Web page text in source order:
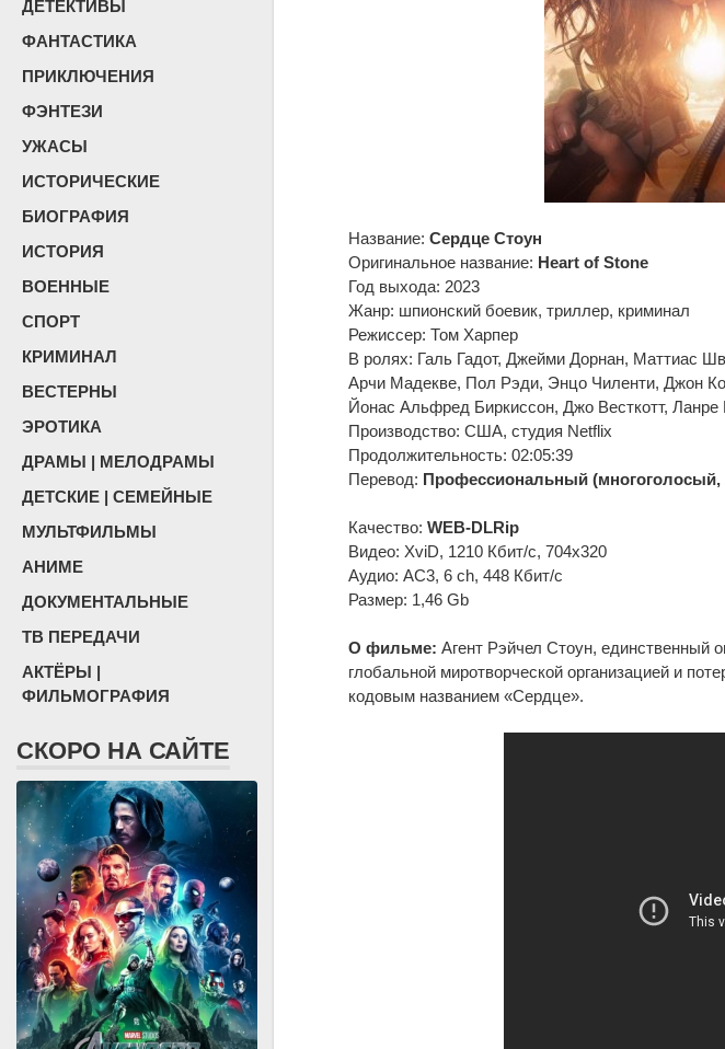
ДЕТЕКТИВЫ
ФАНТАСТИКА
ПРИКЛЮЧЕНИЯ
ФЭНТЕЗИ
УЖАСЫ
ИСТОРИЧЕСКИЕ
БИОГРАФИЯ
ИСТОРИЯ
ВОЕННЫЕ
СПОРТ
КРИМИНАЛ
ВЕСТЕРНЫ
ЭРОТИКА
ДРАМЫ | МЕЛОДРАМЫ
ДЕТСКИЕ | СЕМЕЙНЫЕ
МУЛЬТФИЛЬМЫ
АНИМЕ
ДОКУМЕНТАЛЬНЫЕ
ТВ ПЕРЕДАЧИ
АКТЁРЫ |
ФИЛЬМОГРАФИЯ
СКОРО НА САЙТЕ
Название: Сердце Стоун
Оригинальное название: Heart of Stone
Год выхода: 2023
Жанр: шпионский боевик, триллер, криминал
Режиссер: Том Харпер
В ролях: Галь Гадот, Джейми Дорнан, Маттиас
Арчи Мадекве, Пол Рэди, Энцо Чиленти, Джон
Йонас Альфред Биркиссон, Джо Весткотт,
Производство: США, студия Netflix
Продолжительность: 02:05:39
Перевод: Профессиональный (многоголосый,
Качество: WEB-DLRip
Видео: XviD, 1210 Кбит/с, 704x320
Аудио: AC3, 6 ch, 448 Кбит/с
Размер: 1,46 Gb
О фильме: Агент Рэйчел Стоун, единственный
глобальной миротворческой организацией и
кодовым названием «Сердце».